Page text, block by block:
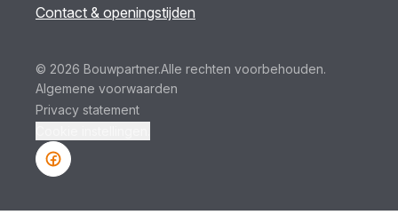
Contact & openingstijden
© 2026 Bouwpartner.Alle rechten voorbehouden.
Algemene voorwaarden
Privacy statement